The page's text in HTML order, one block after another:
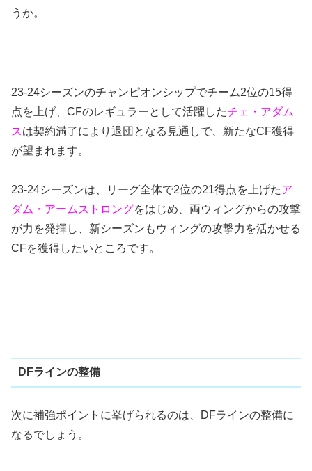
うか。
23-24シーズンのチャンピオンシップでチーム2位の15得
点を上げ、CFのレギュラーとして活躍したチェ・アダム
スは契約満了により退団となる見通しで、新たなCF獲得
が望まれます。
23-24シーズンは、リーグ全体で2位の21得点を上げたア
ダム・アームストロングをはじめ、両ウィングからの攻撃
が力を発揮し、新シーズンもウィングの攻撃力を活かせる
CFを獲得したいところです。
DFラインの整備
次に補強ポイントに挙げられるのは、DFラインの整備に
なるでしょう。